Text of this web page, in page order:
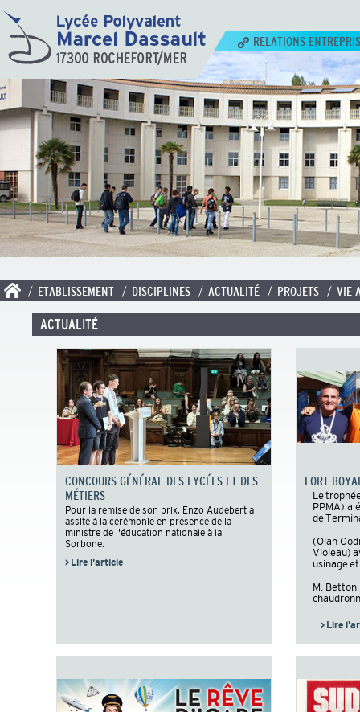
RELATIONS
/ ETABLISSEMENT / DISCIPLINES / ACTUALITÉ / PROJETS / VIE
ACTUALITÉ
CONCOURS GÉNÉRAL DES LYCÉES ET DES
MÉTIERS
Pour la remise de son prix, Enzo Audebert a
assité à la cérémonie en présence de la
ministre de l'éducation nationale à la
Sorbone.
> Lire l'article
FORT
Le
PPMA) a
de
(Olan
Violeau)
usinage et
M.
> Lire